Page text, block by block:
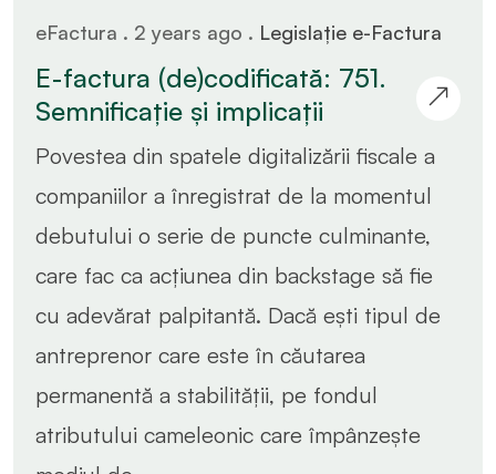
eFactura . 2 years ago . Legislație e-Factura
E-factura (de)codificată: 751.
Semnificație și implicații
Povestea din spatele digitalizării fiscale a
companiilor a înregistrat de la momentul
debutului o serie de puncte culminante,
care fac ca acțiunea din backstage să fie
cu adevărat palpitantă. Dacă ești tipul de
antreprenor care este în căutarea
permanentă a stabilității, pe fondul
atributului cameleonic care împânzește